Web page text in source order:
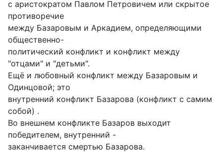
с аристократом Павлом Петровичем или скрытое
противоречие
между Базаровым и Аркадием, определяющими
общественно-
политический конфликт и конфликт между
"отцами" и "детьми".
Ещё и любовный конфликт между Базаровым и
Одинцовой; это
внутренний конфликт Базарова (конфликт с самим
собой) .
Во внешнем конфликте Базаров выходит
победителем, внутренний -
заканчивается смертью Базарова.